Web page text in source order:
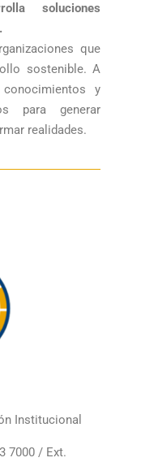
soluciones
que
sostenible. A
y
para generar
realidades.
Institucional
7000 / Ext.